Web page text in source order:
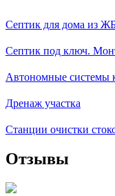
Септик для дома из
Септик под ключ.
Автономные системы
Дренаж участка
Станции очистки
Отзывы